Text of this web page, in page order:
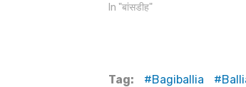
In "बांसडीह"
Tag: Bagiballia